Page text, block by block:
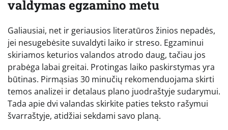
valdymas egzamino metu
Galiausiai, net ir geriausios literatūros žinios nepadės,
jei nesugebėsite suvaldyti laiko ir streso. Egzaminui
skiriamos keturios valandos atrodo daug, tačiau jos
prabėga labai greitai. Protingas laiko paskirstymas yra
būtinas. Pirmąsias 30 minučių rekomenduojama skirti
temos analizei ir detalaus plano juodraštyje sudarymui.
Tada apie dvi valandas skirkite paties teksto rašymui
švarraštyje, atidžiai sekdami savo planą.